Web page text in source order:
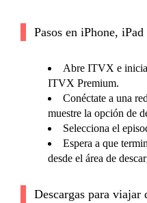
Pasos en iPhone,
Abre ITVX e inicia
ITVX Premium.
Conéctate a una
muestre la opción de
Selecciona el
Espera a que
desde el área de
Descargas para viajar